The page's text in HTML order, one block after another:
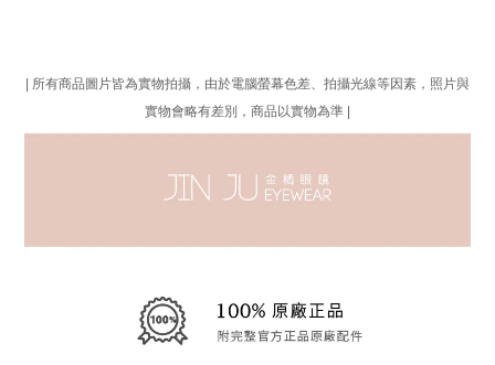
| 所有商品圖片皆為實物拍攝，由於電腦螢幕色差、拍攝光線等因素，照片與
實物會略有差別，商品以實物為準 |